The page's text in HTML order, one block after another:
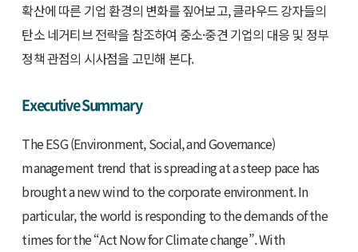
확산에 따른 기업 환경의 변화를 짚어보고, 클라우드 강자들의
탄소 네거티브 전략을 참조하여 중소·중견 기업의 대응 및 정부
정책 관점의 시사점을 고민해 본다.
Executive Summary
The ESG (Environment, Social, and Governance)
management trend that is spreading at a steep pace has
brought a new wind to the corporate environment. In
particular, the world is responding to the demands of the
times for the “Act Now for Climate change”. With